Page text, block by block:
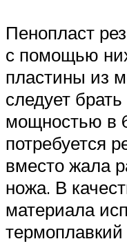
Пенопласт
с помощью
пластины из
следует
мощностью в
потребуется
вместо жала
ножа. В
материала
термоплавкий